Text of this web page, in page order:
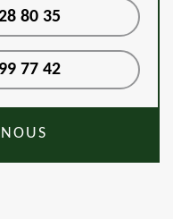
80 35
77 42